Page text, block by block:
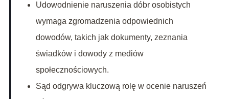
Udowodnienie naruszenia dóbr osobistych
wymaga zgromadzenia odpowiednich
dowodów, takich jak dokumenty, zeznania
świadków i dowody z mediów
społecznościowych.
Sąd odgrywa kluczową rolę w ocenie naruszeń